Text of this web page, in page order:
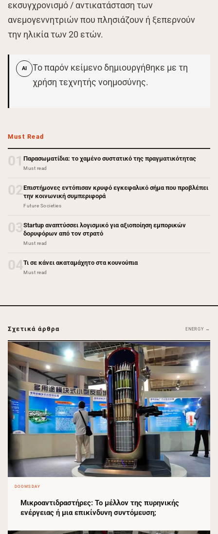
εκσυγχρονισμό / αντικατάσταση των
ανεμογεννητριών που πλησιάζουν ή ξεπερνούν
την ηλικία των 20 ετών.
AI
Το παρόν κείμενο δημιουργήθηκε με τη
χρήση τεχνητής νοημοσύνης.
Must Read
01 Παρασωματίδια: το χαμένο συστατικό της πραγματικότητας
Must read
02Επιστήμονες εντόπισαν κρυφό εγκεφαλικό σήμα που προβλέπει
την κοινωνική συμπεριφορά
Future Societies
03Startup αναπτύσσει λογισμικό για αξιοποίηση εμπορικών
δορυφόρων από τον στρατό
Must read
04Τι σε κάνει ακαταμάχητο στα κουνούπια
Must read
Σχετικά άρθρα ENERGY →
DOOMSDAY
Μικροαντιδραστήρες: Το μέλλον της πυρηνικής
ενέργειας ή μια επικίνδυνη συντόμευση;